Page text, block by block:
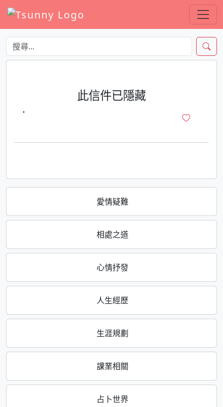
愛情疑難
相處之道
心情抒發
人生經歷
生涯規劃
課業相關
占卜世界
此信件已隱藏
·